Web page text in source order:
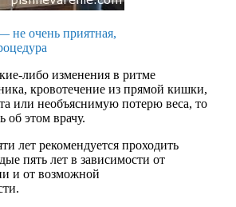
не очень приятная,
либо изменения в ритме
кровотечение из прямой кишки,
или необъяснимую потерю веса, то
об этом врачу.
лет рекомендуется проходить
пять лет в зависимости от
и от возможной